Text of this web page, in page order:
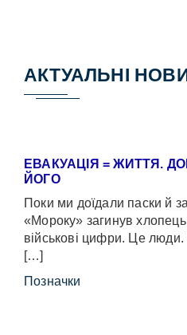
АКТУАЛЬНІ
ЕВАКУАЦІЯ = ЖИТТЯ.
ЙОГО
Поки ми доїдали паски й
«Мороку» загинув
військові цифри. Це
[…]
Позначки